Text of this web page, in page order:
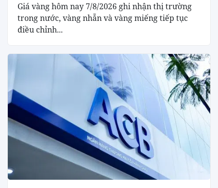
Giá vàng hôm nay 7/8/2026 ghi nhận thị trường
trong nước, vàng nhẫn và vàng miếng tiếp tục
điều chỉnh...